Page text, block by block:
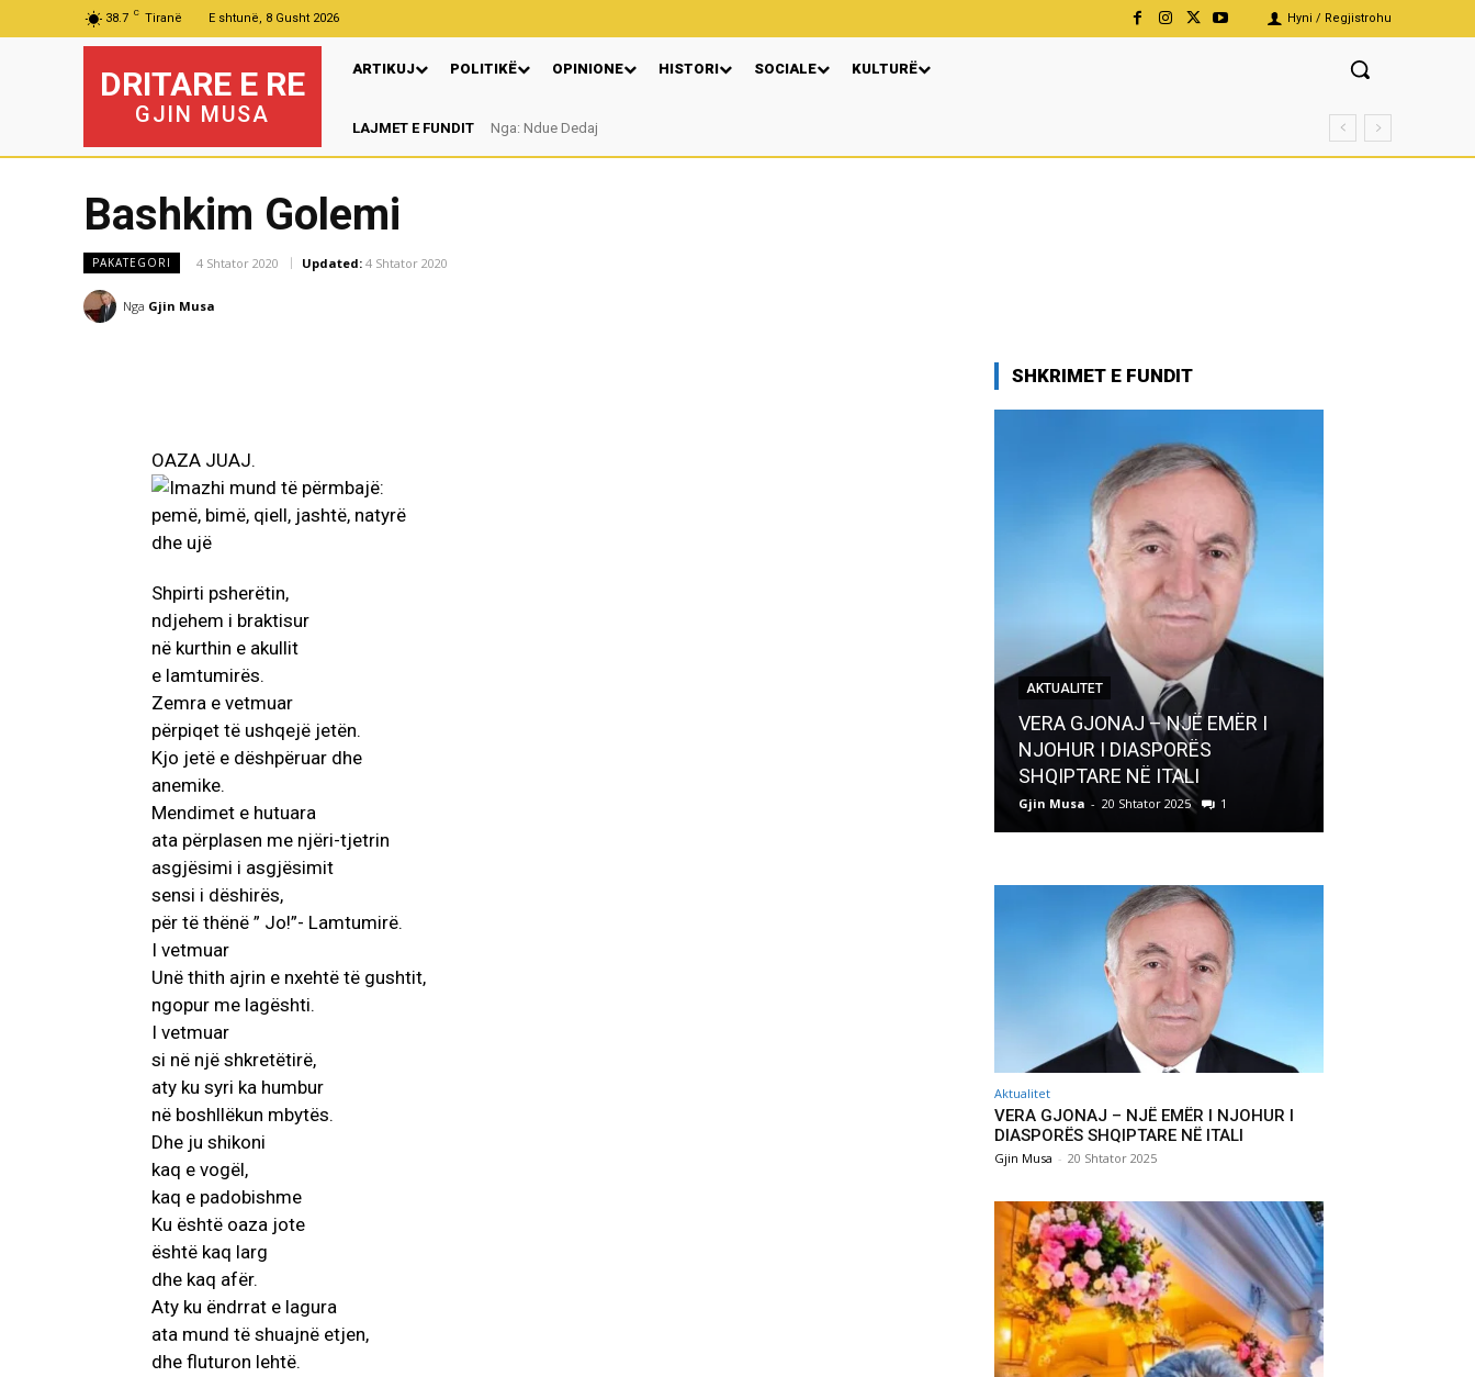
38.7 C Tiranë E shtunë, 8 Gusht 2026 Hyni / Regjistrohu
DRITARE E RE
GJIN MUSA
ARTIKUJ POLITIKË OPINIONE HISTORI SOCIALE KULTURË
LAJMET E FUNDIT Nga: Ndue Dedaj
Bashkim Golemi
PAKATEGORI 4 Shtator 2020 Updated: 4 Shtator 2020
Nga Gjin Musa
OAZA JUAJ.
Shpirti psherëtin,
ndjehem i braktisur
në kurthin e akullit
e lamtumirës.
Zemra e vetmuar
përpiqet të ushqejë jetën.
Kjo jetë e dëshpëruar dhe
anemike.
Mendimet e hutuara
ata përplasen me njëri-tjetrin
asgjësimi i asgjësimit
sensi i dëshirës,
për të thënë ” Jo!”- Lamtumirë.
I vetmuar
Unë thith ajrin e nxehtë të gushtit,
ngopur me lagështi.
I vetmuar
si në një shkretëtirë,
aty ku syri ka humbur
në boshllëkun mbytës.
Dhe ju shikoni
kaq e vogël,
kaq e padobishme
Ku është oaza jote
është kaq larg
dhe kaq afër.
Aty ku ëndrrat e lagura
ata mund të shuajnë etjen,
dhe fluturon lehtë.
SHKRIMET E FUNDIT
AKTUALITET
VERA GJONAJ – NJË EMËR I
NJOHUR I DIASPORËS
SHQIPTARE NË ITALI
Gjin Musa - 20 Shtator 2025 1
Aktualitet
VERA GJONAJ – NJË EMËR I NJOHUR I
DIASPORËS SHQIPTARE NË ITALI
Gjin Musa - 20 Shtator 2025